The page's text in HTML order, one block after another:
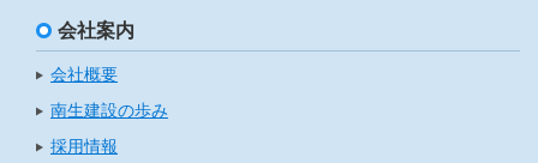
会社案内
会社概要
南生建設の歩み
採用情報